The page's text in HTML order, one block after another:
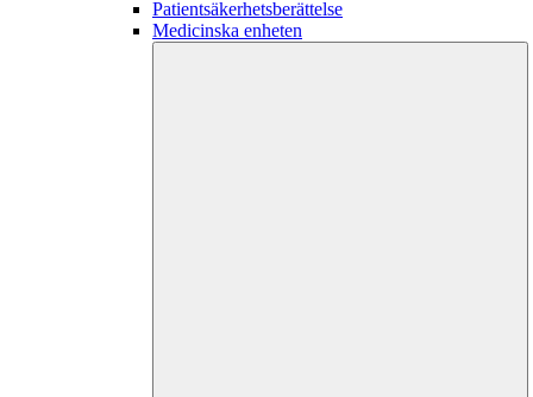
Patientsäkerhetsberättelse
Medicinska enheten